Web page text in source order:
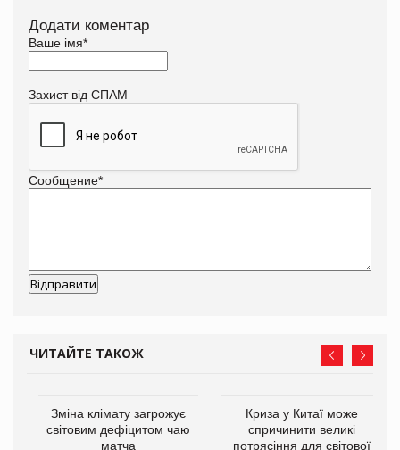
Додати коментар
Ваше імя*
Захист від СПАМ
Сообщение*
ЧИТАЙТЕ ТАКОЖ
Зміна клімату загрожує
світовим дефіцитом чаю
матча
Криза у Китаї може
спричинити великі
потрясіння для світової